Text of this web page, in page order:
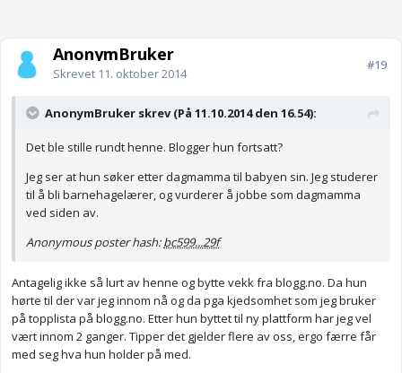
AnonymBruker
Skrevet 11. oktober 2014
#19
AnonymBruker skrev (På 11.10.2014 den 16.54):
Det ble stille rundt henne. Blogger hun fortsatt?
Jeg ser at hun søker etter dagmamma til babyen sin. Jeg studerer
til å bli barnehagelærer, og vurderer å jobbe som dagmamma
ved siden av.
Anonymous poster hash:bc599...29f
Antagelig ikke så lurt av henne og bytte vekk fra blogg.no. Da hun
hørte til der var jeg innom nå og da pga kjedsomhet som jeg bruker
på topplista på blogg.no. Etter hun byttet til ny plattform har jeg vel
vært innom 2 ganger. Tipper det gjelder flere av oss, ergo færre får
med seg hva hun holder på med.